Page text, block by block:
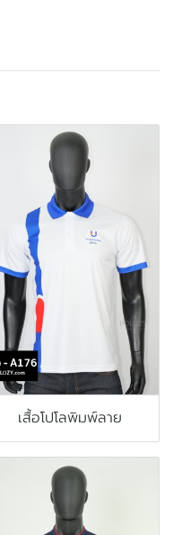
เสื้อโปโลพิมพ์ลาย